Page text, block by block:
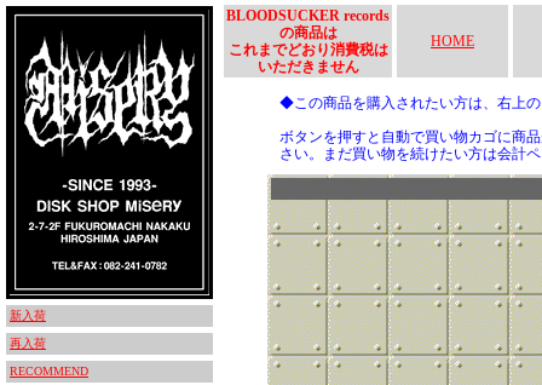
新入荷
再入荷
RECOMMEND
BLOODSUCKER records
の商品は
これまでどおり消費税は
いただきません
HOME
◆この商品を購入されたい方は、右上
ボタンを押すと自動で買い物カゴに商
さい。まだ買い物を続けたい方は会計